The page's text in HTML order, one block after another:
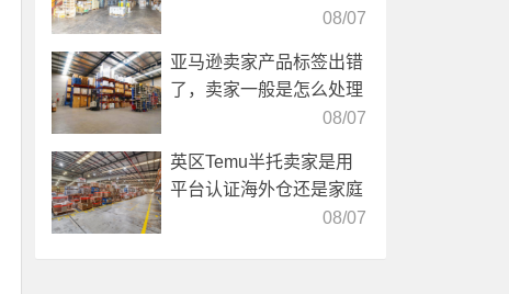
08/07
亚马逊卖家产品标签出错
了，卖家一般是怎么处理
08/07
英区Temu半托卖家是用
平台认证海外仓还是家庭
08/07